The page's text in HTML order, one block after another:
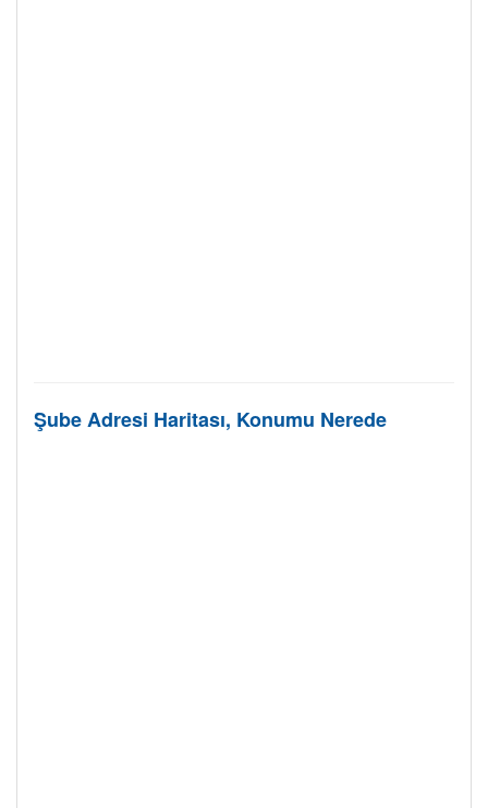
Şube Adresi Haritası, Konumu Nerede